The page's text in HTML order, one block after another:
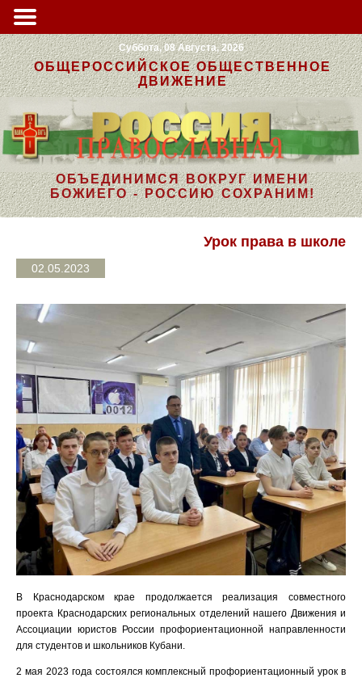
Суббота, 08 Августа, 2026
ОБЩЕРОССИЙСКОЕ ОБЩЕСТВЕННОЕ
ДВИЖЕНИЕ
ОБЪЕДИНИМСЯ ВОКРУГ ИМЕНИ
БОЖИЕГО - РОССИЮ СОХРАНИМ!
Урок права в школе
02.05.2023
В Краснодарском крае продолжается реализация совместного
проекта Краснодарских региональных отделений нашего Движения и
Ассоциации юристов России профориентационной направленности
для студентов и школьников Кубани.
2 мая 2023 года состоялся комплексный профориентационный урок в